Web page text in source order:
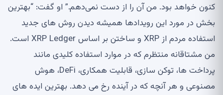
کنون خواهد بود. من آن را از دست نمی‌دهم.” او گفت: “بهترین
بخش در مورد این رویدادها همیشه دیدن روش های جدید
استفاده مردم از XRP و ساختن بر اساس XRP Ledger است.
من مشتاقانه منتظرم که در موارد استفاده کلیدی مانند
پرداخت ها، توکن سازی، قابلیت همکاری، DeFi، هوش
مصنوعی و هر آنچه که در آینده رخ می دهد. بهترین ایده های